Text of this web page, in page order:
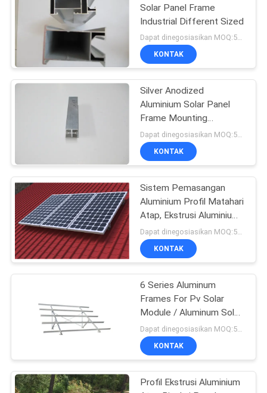
BERITA
PERMINTAAN
PENAWARAN
SITEMAP
POLICY
Solar Panel Frame
Industrial Different Sized
Dapat dinegosiasikan MOQ:500kgs
KONTAK
Silver Anodized
Aluminium Solar Panel
Frame Mounting
Aluminum Extrusion
Profile
Dapat dinegosiasikan MOQ:500kgs
KONTAK
Sistem Pemasangan
Aluminium Profil Matahari
Atap, Ekstrusi Aluminium
Kustom
KONTAK
6 Series Aluminum
Frames For Pv Solar
Module / Aluminum Solar
Panel Frame
KONTAK
Profil Ekstrusi Aluminium